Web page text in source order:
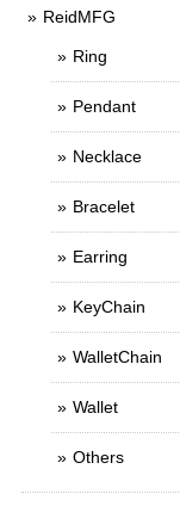
ReidMFG
Ring
Pendant
Necklace
Bracelet
Earring
KeyChain
WalletChain
Wallet
Others